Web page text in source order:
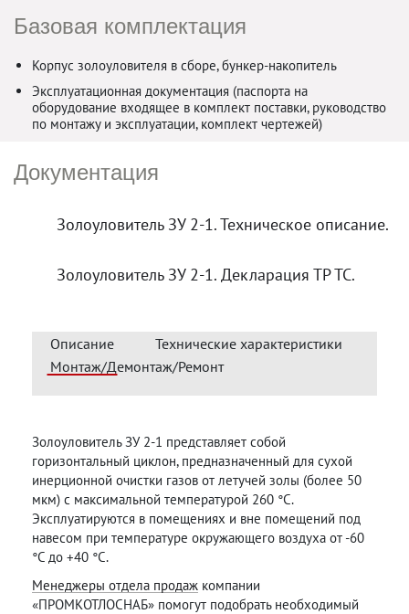
Базовая комплектация
Корпус золоуловителя в сборе, бункер-накопитель
Эксплуатационная документация (паспорта на
оборудование входящее в комплект поставки, руководство
по монтажу и эксплуатации, комплект чертежей)
Документация
Золоуловитель ЗУ 2-1. Техническое описание.
Золоуловитель ЗУ 2-1. Декларация ТР ТС.
Описание
Технические характеристики
Монтаж/Демонтаж/Ремонт
Золоуловитель ЗУ 2-1 представляет собой
горизонтальный циклон, предназначенный для сухой
инерционной очистки газов от летучей золы (более 50
мкм) с максимальной температурой 260 °С.
Эксплуатируются в помещениях и вне помещений под
навесом при температуре окружающего воздуха от -60
°С до +40 °С.
Менеджеры отдела продаж компании
«ПРОМКОТЛОСНАБ» помогут подобрать необходимый